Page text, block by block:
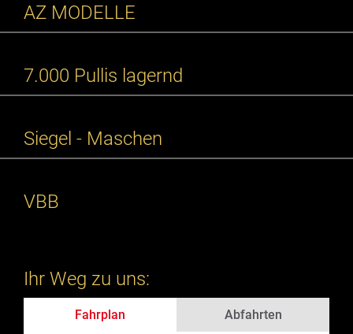
AZ MODELLE
7.000 Pullis lagernd
Siegel - Maschen
VBB
Ihr Weg zu uns:
Fahrplan Abfahrten